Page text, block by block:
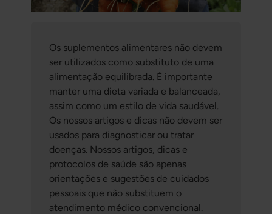
Os suplementos alimentares não devem
ser utilizados como substituto de uma
alimentação equilibrada. É importante
manter uma dieta variada e balanceada,
assim como um estilo de vida saudável.
Os nossos artigos e dicas não devem ser
usados para diagnosticar ou tratar
doenças. Nossos artigos, dicas e
protocolos de saúde são apenas
orientações e sugestões de cuidados
pessoais que não substituem o
atendimento médico convencional.